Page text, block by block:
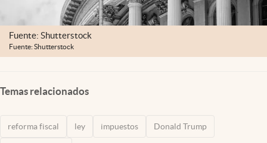
Fuente: Shutterstock
Fuente: Shutterstock
Temas relacionados
reforma fiscal ley impuestos Donald Trump